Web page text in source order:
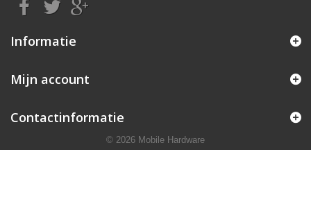
Informatie
Mijn account
Contactinformatie
© 2026 Mobile Hardware